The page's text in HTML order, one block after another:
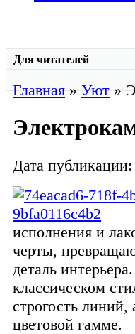
Для читателей
Главная»Уют»
Дата
исполнения и
черты,
деталь
классическом
строгость
цветовой гамме.